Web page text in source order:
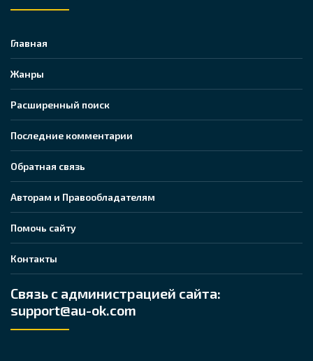
Главная
Жанры
Расширенный поиск
Последние комментарии
Обратная связь
Авторам и Правообладателям
Помочь сайту
Контакты
Связь с администрацией сайта:
support@au-ok.com